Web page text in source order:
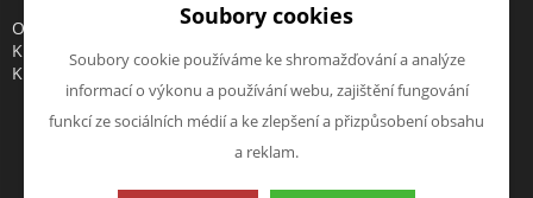
Obchodní rejstřík vedený u
Krajského soudu v Hradci
Králové, oddíl A, vložka 18553
Tato stránka používá soubory cookies. Klikněte pro více
Soubory cookies
Soubory cookie používáme ke shromažďování a analýze
informací o výkonu a používání webu, zajištění fungování
funkcí ze sociálních médií a ke zlepšení a přizpůsobení obsahu
a reklam.